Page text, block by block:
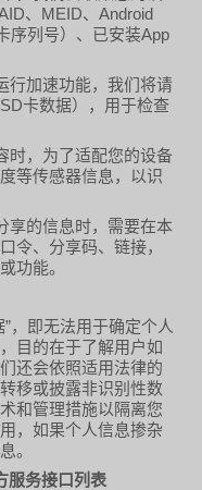
、 MEID、Android
序列号）、已安装App
行加速功能，我们将请
SD卡数据），用于检查
时，为了适配您的设备
等传感器信息，以识
享的信息时，需要在本
令、分享码、链接，
功能。
”，即无法用于确定个人
目的在于了解用户如
还会依照适用法律的
移或披露非识别性数
和管理措施以隔离您
，如果个人信息掺杂
。
服务接口列表